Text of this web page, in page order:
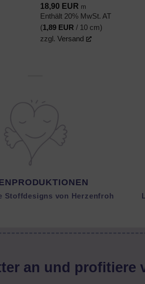
18,90 EUR m
Enthält 20% MwSt. AT
(1,89 EUR / 10 cm)
zzgl. Versand
Stoffdesigns von Herzenfroh
an und profitiere